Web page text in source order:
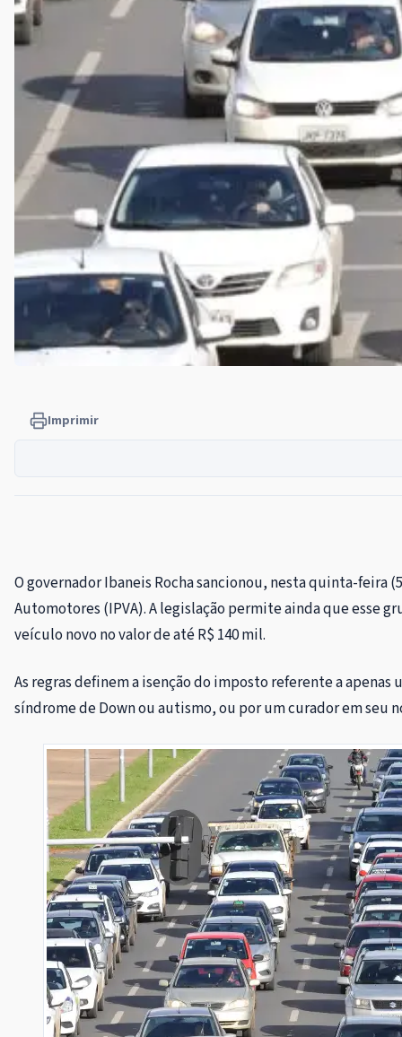
Imprimir
O governador Ibaneis Rocha sancionou, nesta quinta-feira
Automotores (IPVA). A legislação permite ainda que esse
veículo novo no valor de até R$ 140 mil.
As regras definem a isenção do imposto referente a
síndrome de Down ou autismo, ou por um curador em seu